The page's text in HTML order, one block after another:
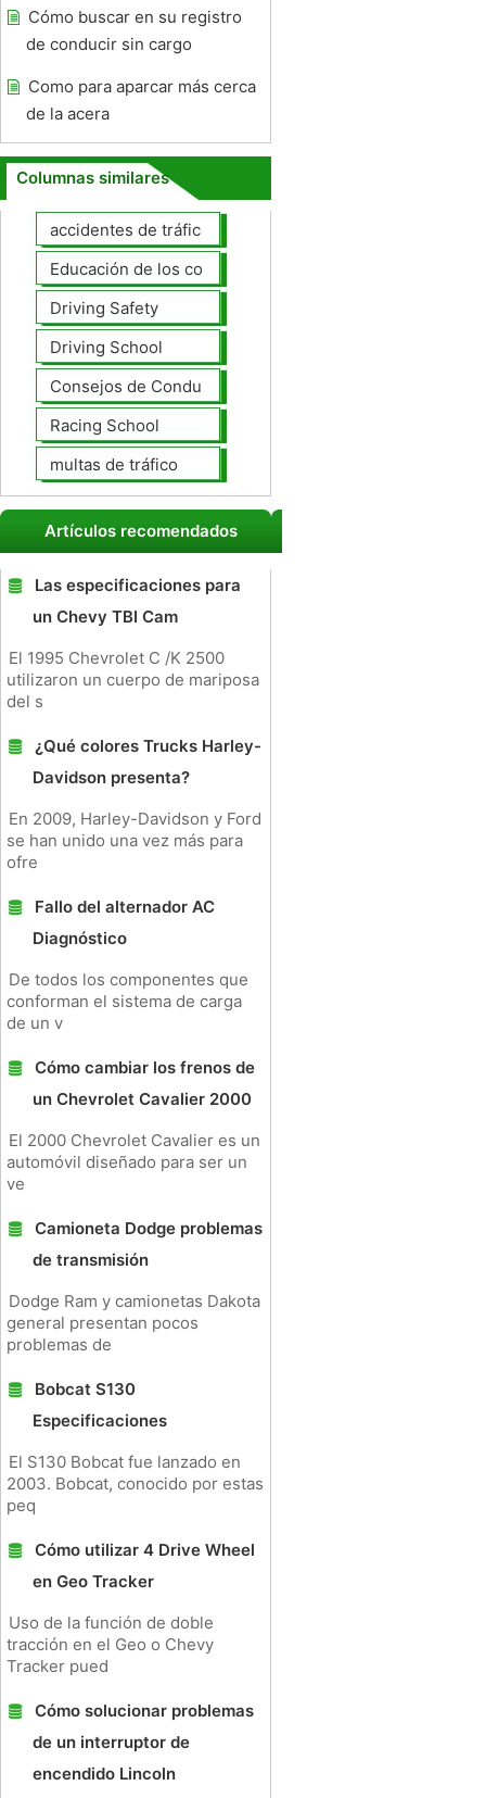
Cómo buscar en su registro
de conducir sin cargo
Como para aparcar más cerca
de la acera
Columnas similares
accidentes de tráfico
Educación de los conductores
Driving Safety
Driving School
Consejos de Conducción
Racing School
multas de tráfico
Artículos recomendados
Las especificaciones para
un Chevy TBI Cam
El 1995 Chevrolet C /K 2500
utilizaron un cuerpo de mariposa
del s
¿Qué colores Trucks Harley-
Davidson presenta?
En 2009, Harley-Davidson y Ford
se han unido una vez más para
ofre
Fallo del alternador AC
Diagnóstico
De todos los componentes que
conforman el sistema de carga
de un v
Cómo cambiar los frenos de
un Chevrolet Cavalier 2000
El 2000 Chevrolet Cavalier es un
automóvil diseñado para ser un
ve
Camioneta Dodge problemas
de transmisión
Dodge Ram y camionetas Dakota
general presentan pocos
problemas de
Bobcat S130
Especificaciones
El S130 Bobcat fue lanzado en
2003. Bobcat, conocido por estas
peq
Cómo utilizar 4 Drive Wheel
en Geo Tracker
Uso de la función de doble
tracción en el Geo o Chevy
Tracker pued
Cómo solucionar problemas
de un interruptor de
encendido Lincoln